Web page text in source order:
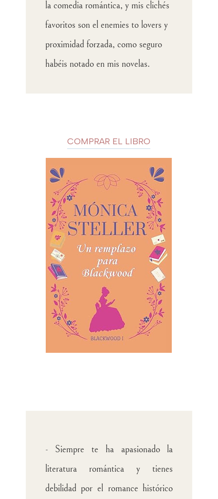
la comedia romántica, y mis clichés
favoritos son el enemies to lovers y
proximidad forzada, como seguro
habéis notado en mis novelas.
COMPRAR EL LIBRO
- Siempre te ha apasionado la
literatura romántica y tienes
debilidad por el romance histórico